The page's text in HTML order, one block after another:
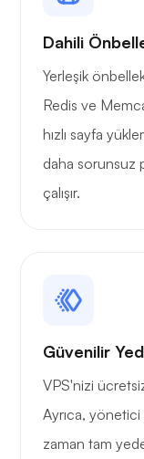
Dahili
Yerleşik
Redis ve
hızlı sayfa
daha sorunsuz
çalışır.
Güvenilir
VPS'nizi
Ayrıca, yönetici
zaman tam